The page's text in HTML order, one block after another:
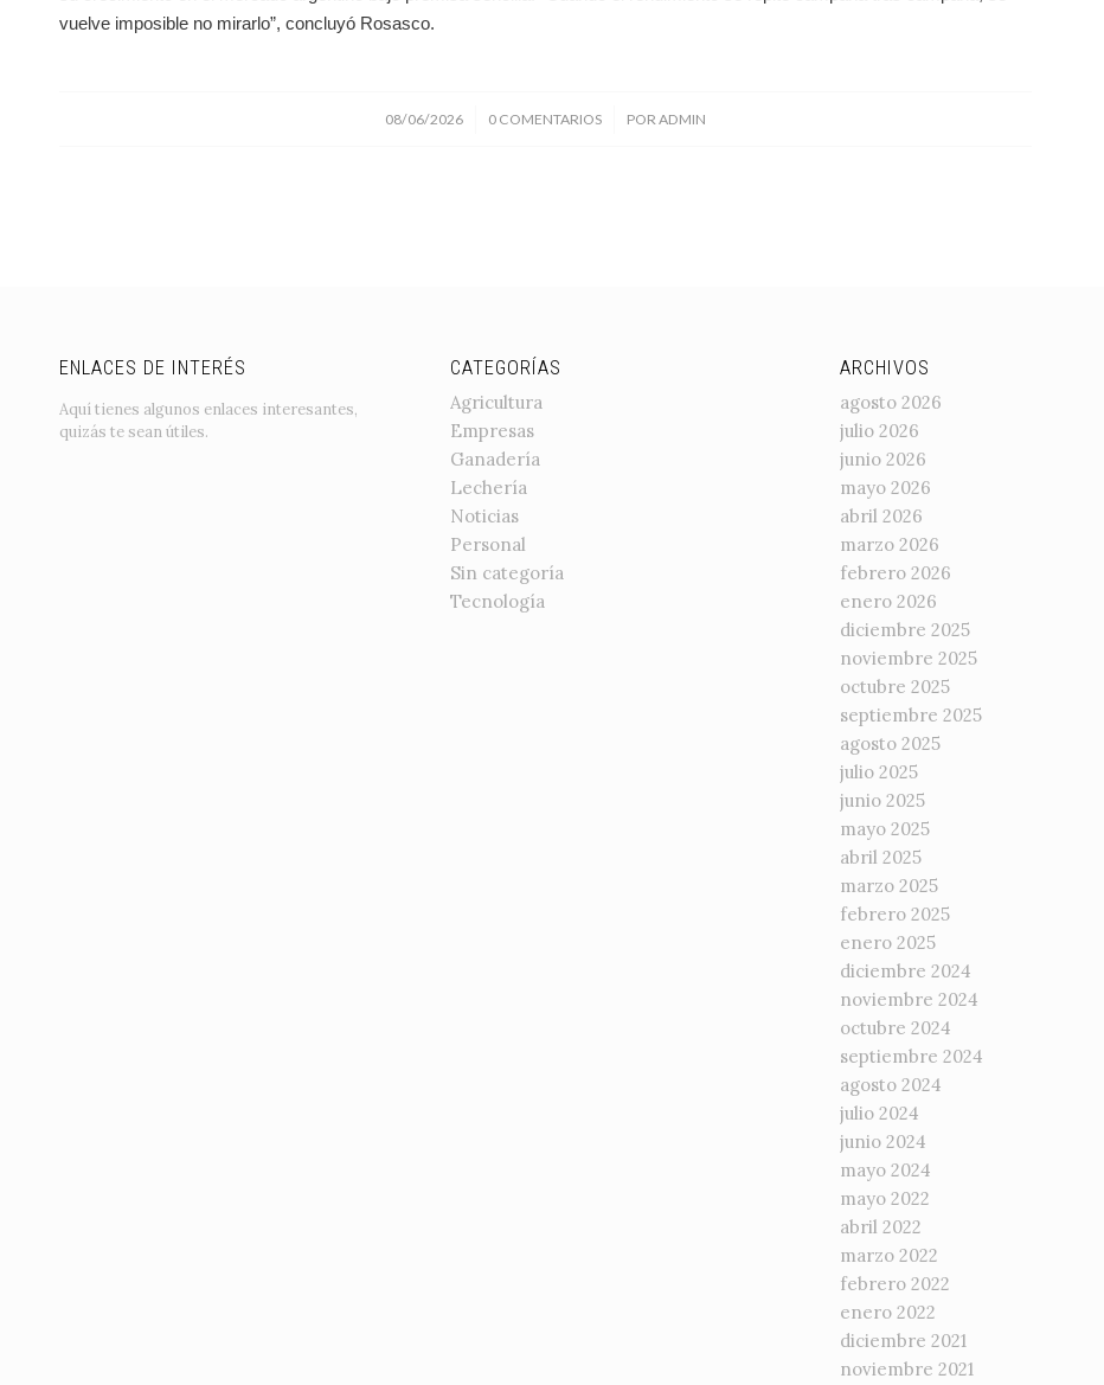
vuelve imposible no mirarlo”, concluyó Rosasco.
08/06/2026
/ 0 COMENTARIOS
/ PORADMIN
ENLACES DE INTERÉS
Aquí tienes algunos enlaces interesantes,
quizás te sean útiles.
CATEGORÍAS
Agricultura
Empresas
Ganadería
Lechería
Noticias
Personal
Sin categoría
Tecnología
ARCHIVOS
agosto 2026
julio 2026
junio 2026
mayo 2026
abril 2026
marzo 2026
febrero 2026
enero 2026
diciembre 2025
noviembre 2025
octubre 2025
septiembre 2025
agosto 2025
julio 2025
junio 2025
mayo 2025
abril 2025
marzo 2025
febrero 2025
enero 2025
diciembre 2024
noviembre 2024
octubre 2024
septiembre 2024
agosto 2024
julio 2024
junio 2024
mayo 2024
mayo 2022
abril 2022
marzo 2022
febrero 2022
enero 2022
diciembre 2021
noviembre 2021